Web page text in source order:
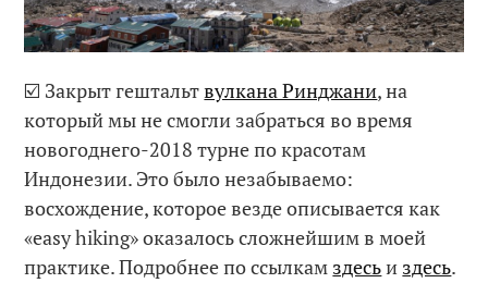
☑️ Закрыт гештальтвулкана Ринджани, на
который мы не смогли забраться во время
новогоднего-2018 турне по красотам
Индонезии. Это было незабываемо:
восхождение, которое везде описывается как
«easy hiking» оказалось сложнейшим в моей
практике. Подробнее по ссылкам здесьи здесь.